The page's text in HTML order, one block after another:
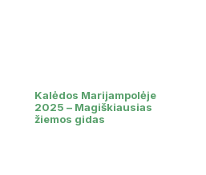
Kalėdos Marijampolėje
2025 – Magiškiausias
žiemos gidas